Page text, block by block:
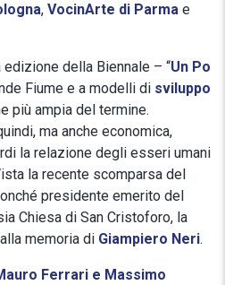
, VocinArte di Parma e
edizione della Biennale – “Un Po
Fiume e a modelli di sviluppo
più ampia del termine.
ma anche economica,
la relazione degli esseri umani
la recente scomparsa del
presidente emerito del
Chiesa di San Cristoforo, la
memoria di Giampiero Neri.
Ferrari e Massimo